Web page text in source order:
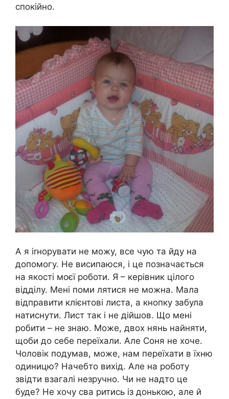
спокійно.
А я іrнорувати не можу, все чую та йду на
допомогу. Не висипаюся, і це позначається
на якості моєї роботи. Я – керівник цілого
відділу. Мені поми лятися не можна. Мала
відправити клієнтові листа, а кнопку забула
натиснути. Лист так і не дійшов. Що мені
робити – не знаю. Може, двох нянь найняти,
щоби до себе переїхали. Але Соня не хоче.
Чоловік подумав, може, нам переїхати в їхню
одиницю? Начебто вихід. Але на роботу
звідти взагалі незручно. Чи не надто це
буде? Не хочу сва ритись із донькою, але й